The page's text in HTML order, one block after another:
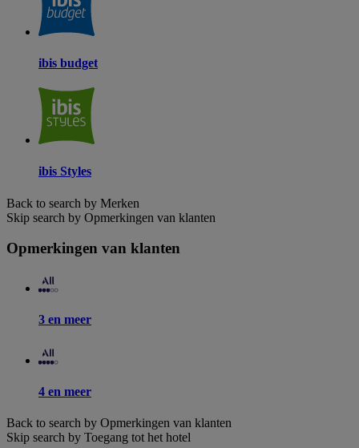
ibis budget
ibis Styles
Back to search by Merken
Skip search by Opmerkingen van klanten
Opmerkingen van klanten
3 en meer
4 en meer
Back to search by Opmerkingen van klanten
Skip search by Toegang tot het hotel